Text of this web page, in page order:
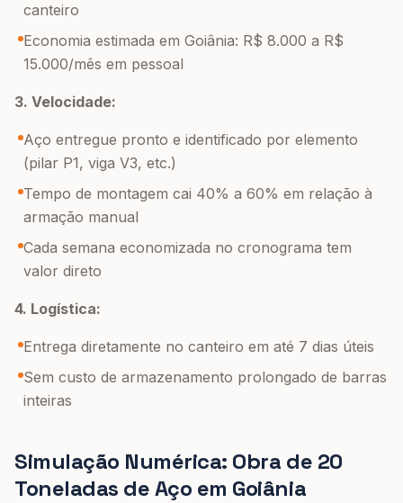
canteiro
Economia estimada em Goiânia: R$ 8.000 a R$
15.000/mês em pessoal
3. Velocidade:
Aço entregue pronto e identificado por elemento
(pilar P1, viga V3, etc.)
Tempo de montagem cai 40% a 60% em relação à
armação manual
Cada semana economizada no cronograma tem
valor direto
4. Logística:
Entrega diretamente no canteiro em até 7 dias úteis
Sem custo de armazenamento prolongado de barras
inteiras
Simulação Numérica: Obra de 20
Toneladas de Aço em Goiânia